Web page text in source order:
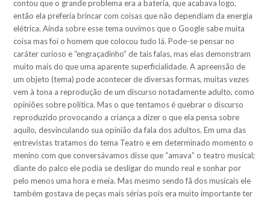
contou que o grande problema era a bateria, que acabava logo,
então ela preferia brincar com coisas que não dependiam da energia
elétrica. Ainda sobre esse tema ouvimos que o Google sabe muita
coisa mas foi o homem que colocou tudo lá. Pode-se pensar no
caráter curioso e “engraçadinho” de tais falas, mas elas demonstram
muito mais do que uma aparente superficialidade. A apreensão de
um objeto (tema) pode acontecer de diversas formas, muitas vezes
vem à tona a reprodução de um discurso notadamente adulto, como
opiniões sobre política. Mas o que tentamos é quebrar o discurso
reproduzido provocando a criança a dizer o que ela pensa sobre
aquilo, desvinculando sua opinião da fala dos adultos. Em uma das
entrevistas tratamos do tema Teatro e em determinado momento o
menino com que conversávamos disse que “amava” o teatro musical;
diante do palco ele podia se desligar do mundo real e sonhar por
pelo menos uma hora e meia. Mas mesmo sendo fã dos musicais ele
também gostava de peças mais sérias pois era muito importante ter